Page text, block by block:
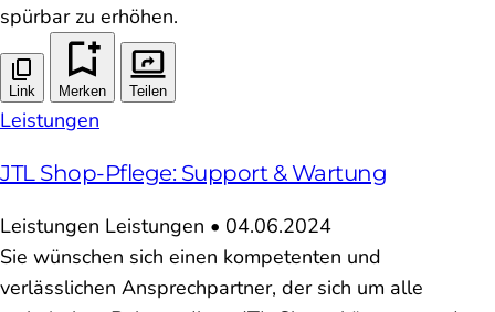
spürbar zu erhöhen.
Link Merken Teilen
Leistungen
JTL Shop-Pflege: Support & Wartung
Leistungen Leistungen • 04.06.2024
Sie wünschen sich einen kompetenten und
verlässlichen Ansprechpartner, der sich um alle